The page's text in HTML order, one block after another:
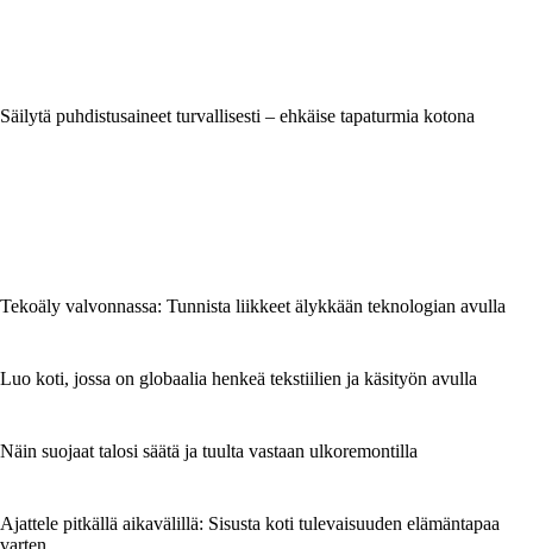
Säilytä puhdistusaineet turvallisesti – ehkäise tapaturmia kotona
Tekoäly valvonnassa: Tunnista liikkeet älykkään teknologian avulla
Luo koti, jossa on globaalia henkeä tekstiilien ja käsityön avulla
Näin suojaat talosi säätä ja tuulta vastaan ulkoremontilla
Ajattele pitkällä aikavälillä: Sisusta koti tulevaisuuden elämäntapaa
varten